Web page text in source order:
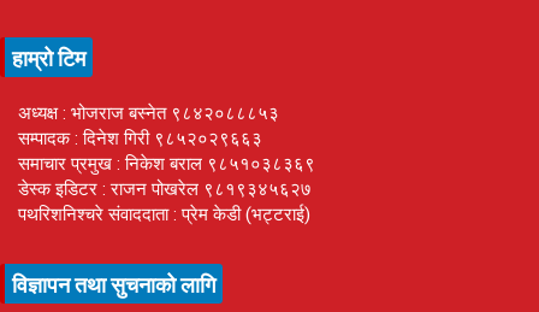
हाम्रो टिम
अध्यक्ष : भोजराज बस्नेत ९८४२०८८८५३
सम्पादक : दिनेश गिरी ९८५२०२९६६३
समाचार प्रमुख : निकेश बराल ९८५१०३८३६९
डेस्क इडिटर : राजन पोखरेल ९८१९३४५६२७
पथरिशनिश्चरे संवाददाता : प्रेम केडी (भट्टराई)
विज्ञापन तथा सुचनाको लागि